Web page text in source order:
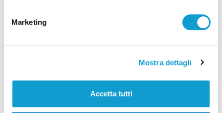
Marketing
Mostra dettagli
Accetta tutti